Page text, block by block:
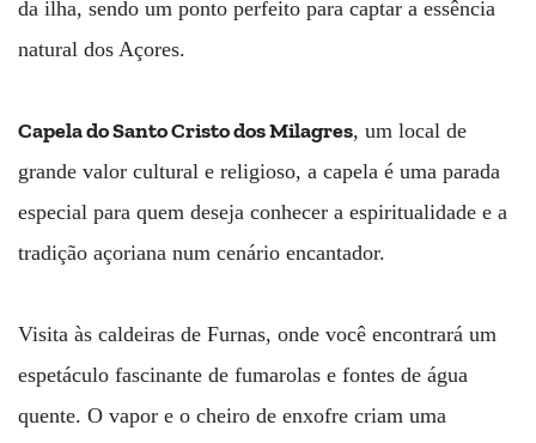
da ilha, sendo um ponto perfeito para captar a essência
natural dos Açores.
Capela do Santo Cristo dos Milagres, um local de
grande valor cultural e religioso, a capela é uma parada
especial para quem deseja conhecer a espiritualidade e a
tradição açoriana num cenário encantador.
Visita às caldeiras de Furnas, onde você encontrará um
espetáculo fascinante de fumarolas e fontes de água
quente. O vapor e o cheiro de enxofre criam uma